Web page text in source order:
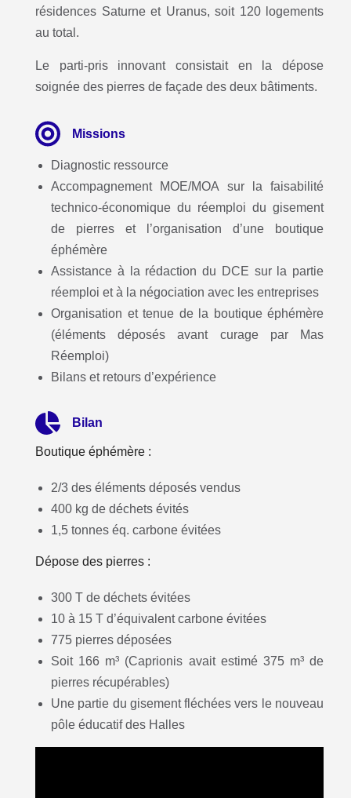
résidences Saturne et Uranus, soit 120 logements
au total.
Le parti-pris innovant consistait en la dépose
soignée des pierres de façade des deux bâtiments.
Missions
Diagnostic ressource
Accompagnement MOE/MOA sur la faisabilité
technico-économique du réemploi du gisement
de pierres et l’organisation d’une boutique
éphémère
Assistance à la rédaction du DCE sur la partie
réemploi et à la négociation avec les entreprises
Organisation et tenue de la boutique éphémère
(éléments déposés avant curage par Mas
Réemploi)
Bilans et retours d’expérience
Bilan
Boutique éphémère :
2/3 des éléments déposés vendus
400 kg de déchets évités
1,5 tonnes éq. carbone évitées
Dépose des pierres :
300 T de déchets évitées
10 à 15 T d’équivalent carbone évitées
775 pierres déposées
Soit 166 m³ (Caprionis avait estimé 375 m³ de
pierres récupérables)
Une partie du gisement fléchées vers le nouveau
pôle éducatif des Halles